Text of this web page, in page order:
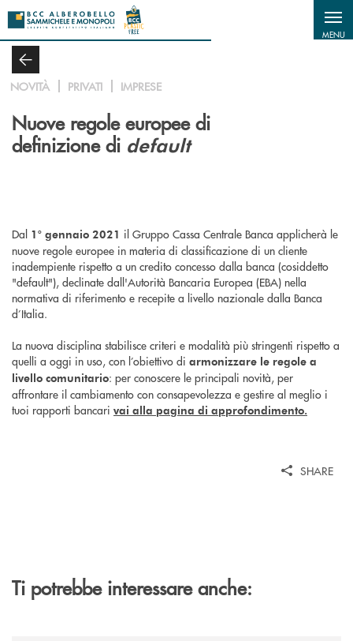
Salta al contenuto principale
MENU
NOVITÀ PRIVATI IMPRESE
Nuove regole europee di
definizione di default
Dal 1° gennaio 2021 il Gruppo Cassa Centrale Banca applicherà le
nuove regole europee in materia di classificazione di un cliente
inadempiente rispetto a un credito concesso dalla banca (cosiddetto
"default"), declinate dall'Autorità Bancaria Europea (EBA) nella
normativa di riferimento e recepite a livello nazionale dalla Banca
d’Italia.
La nuova disciplina stabilisce criteri e modalità più stringenti rispetto a
quelli a oggi in uso, con l’obiettivo di armonizzare le regole a
livello comunitario: per conoscere le principali novità, per
affrontare il cambiamento con consapevolezza e gestire al meglio i
tuoi rapporti bancari vai alla pagina di approfondimento.
SHARE
Ti potrebbe interessare anche: